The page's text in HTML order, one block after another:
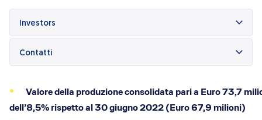
Investors
Contatti
Valore della produzione consolidata pari a Euro 73,7
dell’8,5% rispetto al 30 giugno 2022 (Euro 67,9 milioni)